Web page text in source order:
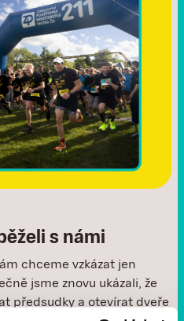
s námi
chceme vzkázat jen
jsme znovu ukázali, že
předsudky a otevírat dveře